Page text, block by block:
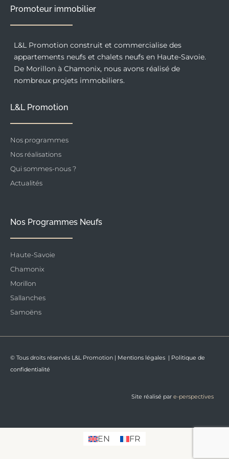
Promoteur immobilier
L&L Promotion construit et commercialise des
appartements neufs et chalets neufs en Haute-Savoie.
De Morillon à Chamonix, nous avons réalisé de
nombreux projets immobiliers.
L&L Promotion
Nos programmes
Nos réalisations
Qui sommes-nous ?
Actualités
Nos Programmes Neufs
Haute-Savoie
Chamonix
Morillon
Sallanches
Samoëns
© Tous droits réservés L&L Promotion | Mentions légales | Politique de
confidentialité
Site réalisé par e-perspectives
EN FR